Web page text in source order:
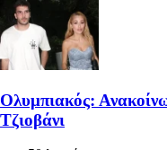
Ολυμπιακός:
Τζιοβάνι